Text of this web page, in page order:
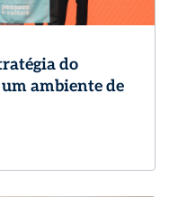
do
ambiente de